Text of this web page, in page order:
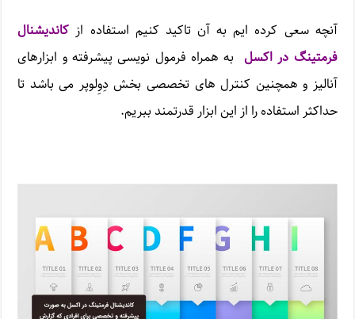
آنچه سعی کرده ایم به آن تاکید کنیم استفاده از کاندیشنال
فرمتینگ در اکسل به همراه فرمول نویسی پیشرفته و ابزارهای
آنالیز و همچنین کنترل های تخصصی بخش دِوِلوپر می باشد تا
حداکثر استفاده را از این ابزار قدرتمند ببریم.